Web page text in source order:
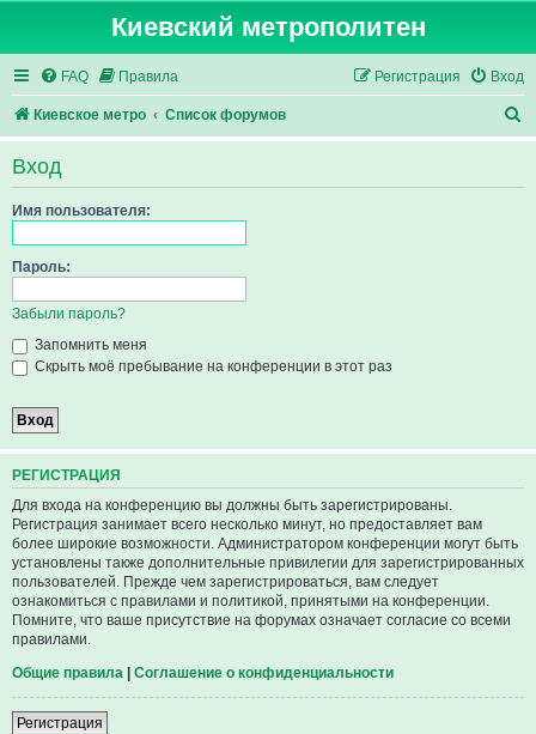
Киевский метрополитен
FAQ Правила Вход
Регистрация
Киевское метро Список форумов
о
Вход
Имя пользователя:
Пароль:
Забыли пароль?
Запомнить меня
Скрыть моё пребывание на конференции в этот раз
РЕГИСТРАЦИЯ
Для входа на конференцию вы должны быть зарегистрированы.
Регистрация занимает всего несколько минут, но предоставляет вам
более широкие возможности. Администратором конференции могут быть
установлены также дополнительные привилегии для зарегистрированных
пользователей. Прежде чем зарегистрироваться, вам следует
ознакомиться с правилами и политикой, принятыми на конференции.
Помните, что ваше присутствие на форумах означает согласие со всеми
правилами.
Общие правила Соглашение о конфиденциальности
Регистрация